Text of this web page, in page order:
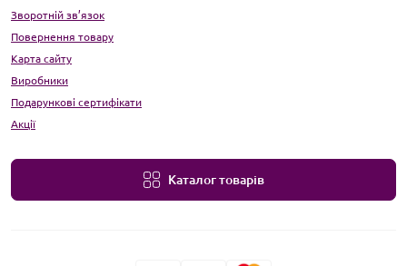
Зворотній зв’язок
Повернення товару
Карта сайту
Виробники
Подарункові сертифікати
Акції
Каталог товарів